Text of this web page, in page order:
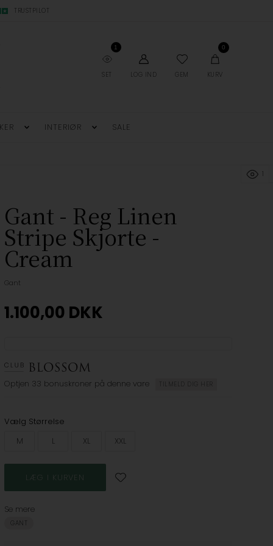
TRUSTPILOT
SET
1
LOG IND GEM
0
KURV
INTERIØR SALE
Gant - Reg Linen
Stripe Skjorte -
Cream
Gant
1.100,00 DKK
Optjen 33 bonuskroner på denne vare TILMELD DIG HER
Vælg Størrelse
M
L XL XXL
Se mere
GANT
1